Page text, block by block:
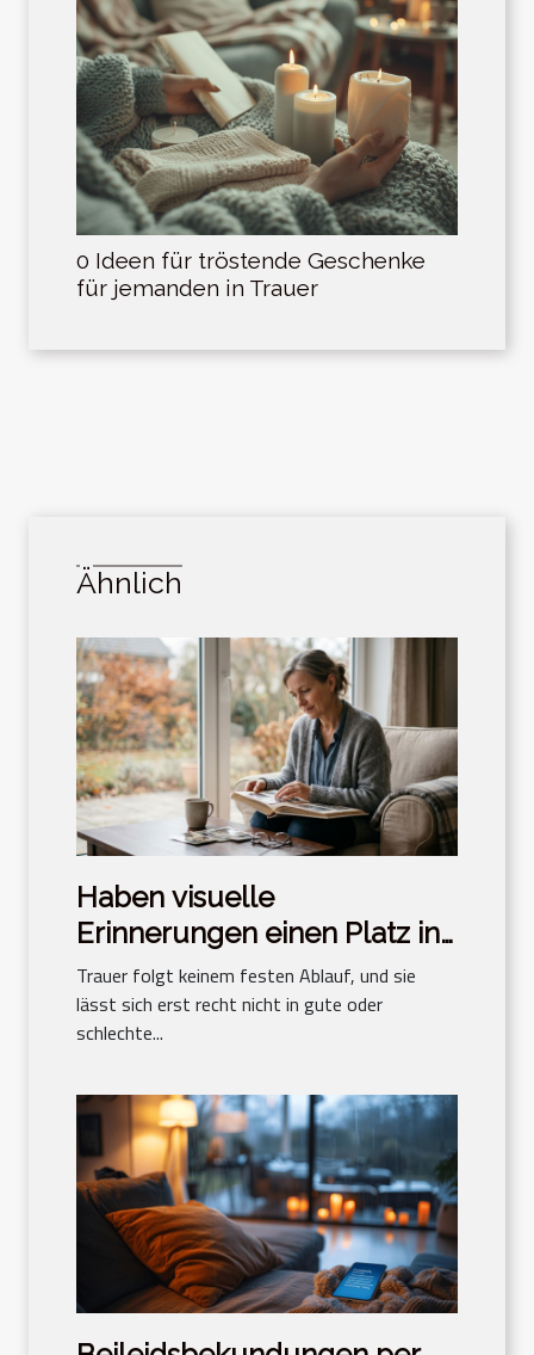
0 Ideen für tröstende Geschenke
für jemanden in Trauer
Ähnlich
Haben visuelle
Erinnerungen einen Platz in
der Trauerbewältigung?
Trauer folgt keinem festen Ablauf, und sie
lässt sich erst recht nicht in gute oder
schlechte...